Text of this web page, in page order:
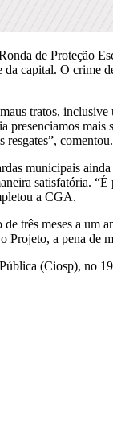
de Proteção
capital. O crime
tratos, inclusive
resgates”, comentou.
municipais
satisfatória.
a CGA.
três meses a um
a pena de
(Ciosp), no